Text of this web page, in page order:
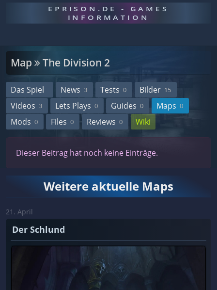
EPRISON.DE - GAMES
INFORMATION
Map The Division 2
Das Spiel News 3 Tests 0 Bilder 15
Videos 3 Lets Plays 0 Guides 0 Maps 0
Mods 0 Files 0 Reviews 0 Wiki
Dieser Beitrag hat noch keine Einträge.
Weitere aktuelle Maps
21. April
Der Schlund